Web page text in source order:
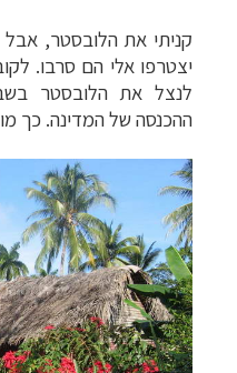
קניתי את הלובסטר, אבל
יצטרפו אלי הם סרבו.
לנצל את הלובסטר
ההכנסה של המדינה. כך